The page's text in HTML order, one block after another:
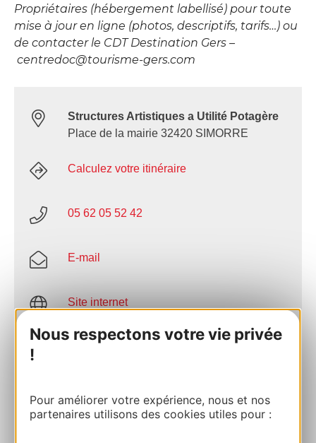
Nous respectons votre vie privée
!
Pour améliorer votre expérience, nous et nos
partenaires utilisons des cookies utiles pour :
Propriétaires (hébergement labellisé) pour toute
mise à jour en ligne (photos, descriptifs, tarifs…) ou
de contacter le CDT Destination Gers –
centredoc@tourisme-gers.com
Structures Artistiques a Utilité Potagère
Place de la mairie 32420 SIMORRE
Calculez votre itinéraire
05 62 05 52 42
E-mail
Site internet
Facebook
AU CARNET